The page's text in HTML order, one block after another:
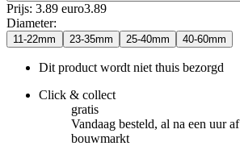
Prijs: 3.89 euro3.89
Diameter:
11-22mm 23-35mm 25-40mm 40-60mm
Dit product wordt niet thuis bezorgd
Click & collect
gratis
Vandaag besteld, al na een uur
bouwmarkt